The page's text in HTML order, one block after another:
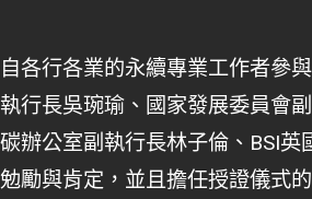
各行各業的永續專業工作者參
行長吳琬瑜、國家發展委員會
辦公室副執行長林子倫、BSI
勵與肯定，並且擔任授證儀式